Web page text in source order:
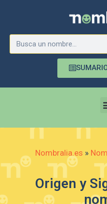
Nombralia.es »
Origen y